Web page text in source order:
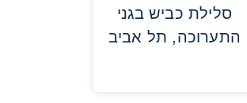
סלילת כביש בגני
התערוכה, תל אביב